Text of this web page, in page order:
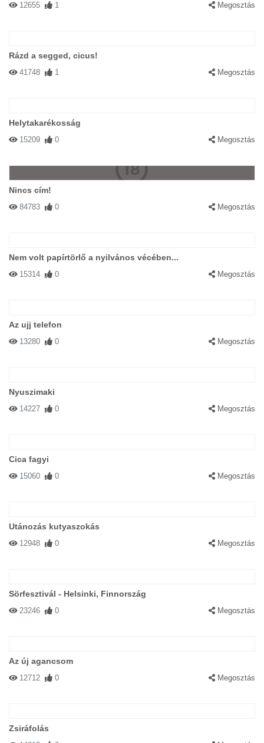
12655 1 Megosztás
Rázd a segged, cicus!
41748 1 Megosztás
Helytakarékosság
15209 0 Megosztás
Nincs cím!
84783 0 Megosztás
Nem volt papírtörlő a nyilvános vécében...
15314 0 Megosztás
Az ujj telefon
13280 0 Megosztás
Nyuszimaki
14227 0 Megosztás
Cica fagyi
15060 0 Megosztás
Utánozás kutyaszokás
12948 0 Megosztás
Sörfesztivál - Helsinki, Finnország
23246 0 Megosztás
Az új agancsom
12712 0 Megosztás
Zsiráfolás